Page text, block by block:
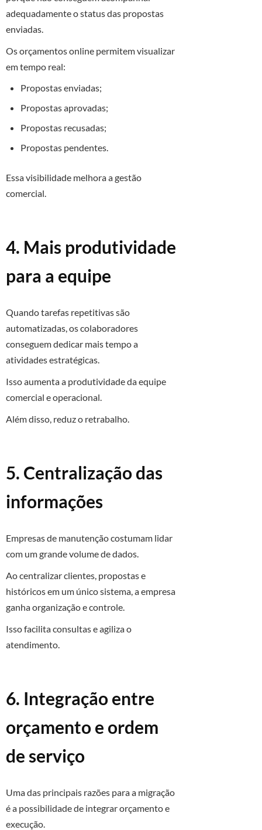
adequadamente o status das propostas
enviadas.
Os orçamentos online permitem visualizar
em tempo real:
Propostas enviadas;
Propostas aprovadas;
Propostas recusadas;
Propostas pendentes.
Essa visibilidade melhora a gestão
comercial.
4. Mais produtividade
para a equipe
Quando tarefas repetitivas são
automatizadas, os colaboradores
conseguem dedicar mais tempo a
atividades estratégicas.
Isso aumenta a produtividade da equipe
comercial e operacional.
Além disso, reduz o retrabalho.
5. Centralização das
informações
Empresas de manutenção costumam lidar
com um grande volume de dados.
Ao centralizar clientes, propostas e
históricos em um único sistema, a empresa
ganha organização e controle.
Isso facilita consultas e agiliza o
atendimento.
6. Integração entre
orçamento e ordem
de serviço
Uma das principais razões para a migração
é a possibilidade de integrar orçamento e
execução.